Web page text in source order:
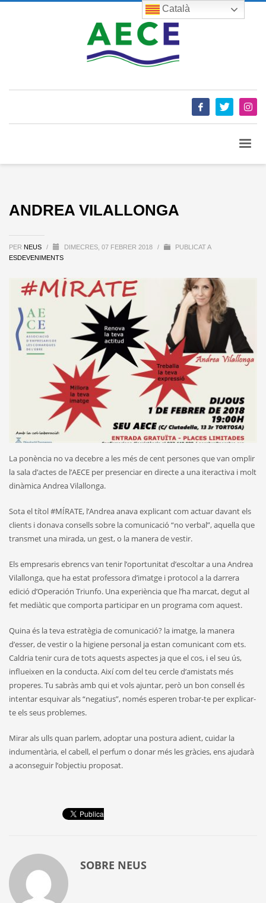
ANDREA VILALLONGA
PER NEUS / DIMECRES, 07 FEBRER 2018 /
PUBLICAT A
ESDEVENIMENTS
La ponència no va decebre a les més de cent persones que van omplir
la sala d’actes de l’AECE per presenciar en directe a una iteractiva i molt
dinàmica Andrea Vilallonga.
Sota el títol #MÍRATE, l’Andrea anava explicant com actuar davant els
clients i donava consells sobre la comunicació “no verbal”, aquella que
transmet una mirada, un gest, o la manera de vestir.
Els empresaris ebrencs van tenir l’oportunitat d’escoltar a una Andrea
Vilallonga, que ha estat professora d’imatge i protocol a la darrera
edició d’Operación Triunfo. Una experiència que l’ha marcat, degut al
fet mediàtic que comporta participar en un programa com aquest.
Quina és la teva estratègia de comunicació? la imatge, la manera
d’esser, de vestir o la higiene personal ja estan comunicant com ets.
Caldria tenir cura de tots aquests aspectes ja que el cos, i el seu ús,
influeixen en la conducta. Així com del teu cercle d’amistats més
properes. Tu sabràs amb qui et vols ajuntar, però un bon consell és
intentar esquivar als “negatius”, només esperen trobar-te per explicar-
te els seus problemes.
Mirar als ulls quan parlem, adoptar una postura adient, cuidar la
indumentària, el cabell, el perfum o donar més les gràcies, ens ajudarà
a aconseguir l’objectiu proposat.
SOBRE NEUS
Català